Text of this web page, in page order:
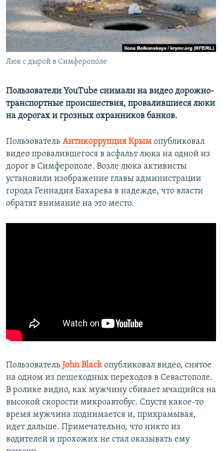
ПОБЕДИТЕЛЕЙ НЕ СУДЯТ?
КРЫМ.НЕПОКОРЕННЫЙ
УКРАИНСКАЯ ПРОБЛЕМА КРЫМА
ПРИСОЕДИНЯЙТЕСЬ!
Люк с дырой в Симферополе
Пользователи YouTube снимали на видео дорожно-
транспортные происшествия, провалившиеся люки
на дорогах и грозных охранников банков.
Пользователь Антикоррупция Крым опубликовал
видео провалившегося в асфальт люка на одной из
дорог в Симферополе. Возле люка активисты
установили изображение главы администрации
города Геннадия Бахарева в надежде, что власти
обратят внимание на это место.
Пользователь John Blackопубликовал видео, снятое
на одном из пешеходных переходов в Севастополе.
В ролике видно, как мужчину сбивает мчащийся на
высокой скорости микроавтобус. Спустя какое-то
время мужчина поднимается и, прихрамывая,
идет дальше. Примечательно, что никто из
водителей и прохожих не стал оказывать ему